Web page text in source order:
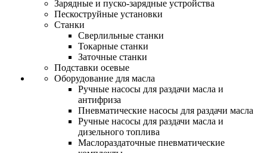
Зарядные и пуско-зарядные устройства
Пескоструйные установки
Станки
Сверлильные станки
Токарные станки
Заточные станки
Подставки осевые
Оборудование для масла
Ручные насосы для раздачи масла и
антифриза
Пневматические насосы для раздачи масла
Ручные насосы для раздачи масла и
дизельного топлива
Маслораздаточные пневматические